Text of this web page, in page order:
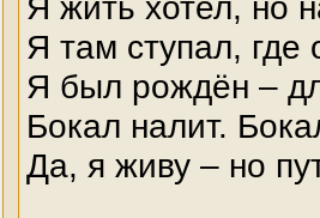
Я там ступал, где
Я был рождён –
Бокал налит.
Да, я живу – но